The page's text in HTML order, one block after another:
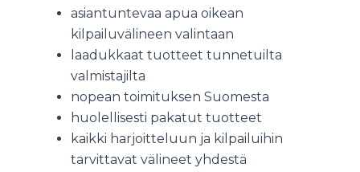
asiantuntevaa apua oikean
kilpailuvälineen valintaan
laadukkaat tuotteet tunnetuilta
valmistajilta
nopean toimituksen Suomesta
huolellisesti pakatut tuotteet
kaikki harjoitteluun ja kilpailuihin
tarvittavat välineet yhdestä